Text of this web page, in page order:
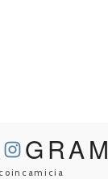
GRAM